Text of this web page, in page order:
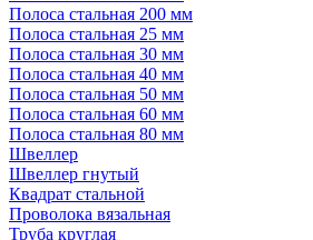
Полоса стальная 200 мм
Полоса стальная 25 мм
Полоса стальная 30 мм
Полоса стальная 40 мм
Полоса стальная 50 мм
Полоса стальная 60 мм
Полоса стальная 80 мм
Швеллер
Швеллер гнутый
Квадрат стальной
Проволока вязальная
Труба круглая